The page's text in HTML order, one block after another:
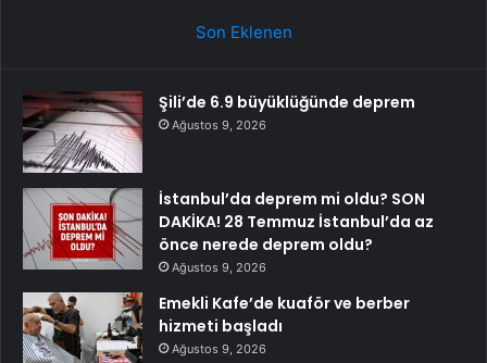
Son Eklenen
Şili’de 6.9 büyüklüğünde deprem
Ağustos 9, 2026
İstanbul’da deprem mi oldu? SON
DAKİKA! 28 Temmuz İstanbul’da az
önce nerede deprem oldu?
Ağustos 9, 2026
Emekli Kafe’de kuaför ve berber
hizmeti başladı
Ağustos 9, 2026